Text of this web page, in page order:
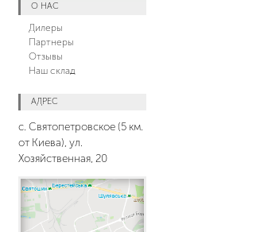
О НАС
Дилеры
Партнеры
Отзывы
Наш склад
АДРЕС
с. Святопетровское (5 км.
от Киева), ул.
Хозяйственная, 20